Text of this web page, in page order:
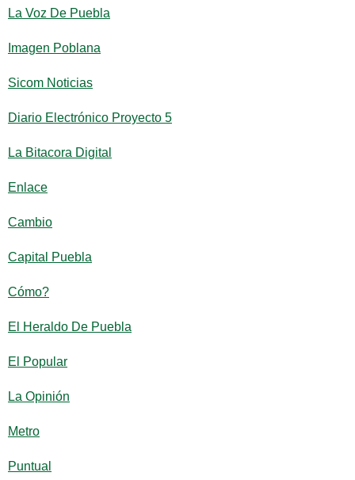
La Voz De Puebla
Imagen Poblana
Sicom Noticias
Diario Electrónico Proyecto 5
La Bitacora Digital
Enlace
Cambio
Capital Puebla
Cómo?
El Heraldo De Puebla
El Popular
La Opinión
Metro
Puntual